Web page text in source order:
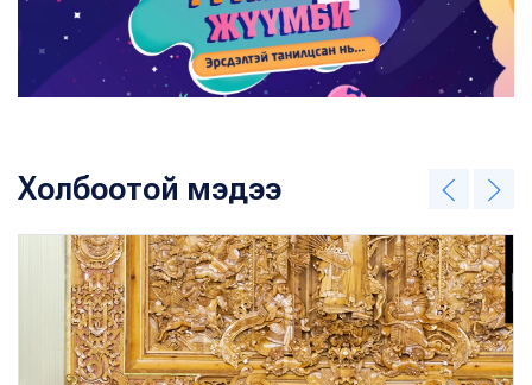
Холбоотой мэдээ